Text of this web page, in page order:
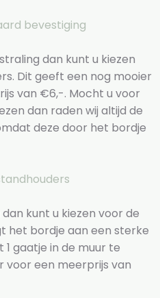
bevestiging
dan kunt u kiezen
Dit geeft een nog mooier
van €6,-. Mocht u voor
dan raden wij altijd de
deze door het bordje
kunt u kiezen voor de
het bordje aan een sterke
gaatje in de muur te
voor een meerprijs van